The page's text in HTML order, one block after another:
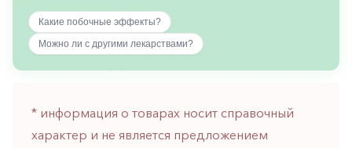
Ухо-
горло-
нос
Хирургия
железа
Какие побочные эффекты?
Можно ли с другими лекарствами?
* информация о товарах носит справочный
характер и не является предложением